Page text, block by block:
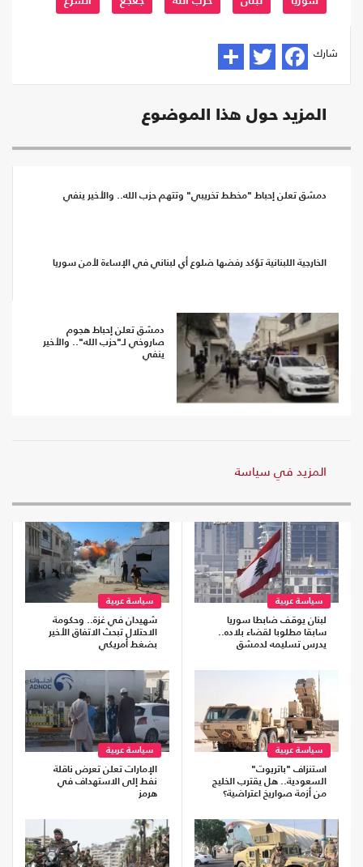
شارك
المزيد حول هذا الموضوع
دمشق تعلن إحباط "مخطط تخريبي" وتتهم حزب الله.. والأخير ينفي
الخارجية اللبنانية تؤكد رفضها ضلوع أي لبناني في الإساءة لأمن سوريا
دمشق تعلن إحباط هجوم
صاروخي لـ"حزب الله".. والأخير
ينفي
المزيد في سياسة
سياسة عربية
لبنان يوقف ضابطا سوريا
سابقا مطلوبا لقضاء بلاده..
يدرس تسليمه لدمشق
سياسة عربية
شهيدان في غزة.. وحكومة
الاحتلال تبحث الاتفاق الأخير
بضغط أمريكي
سياسة عربية
استنزاف "باتريوت"
السعودية.. هل يقترب الخليج
من أزمة صواريخ اعتراضية؟
سياسة عربية
الإمارات تعلن تعرض ناقلة
نفط إلى الاستهداف في
هرمز